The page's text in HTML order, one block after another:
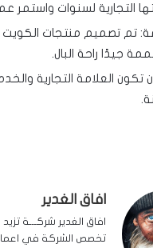
التجارية لسنوات واستمر
تم تصميم منتجات
جيدًا راحة البال.
تكون العلامة التجارية
افاق الغدير
تخصص الشركة في اعمال